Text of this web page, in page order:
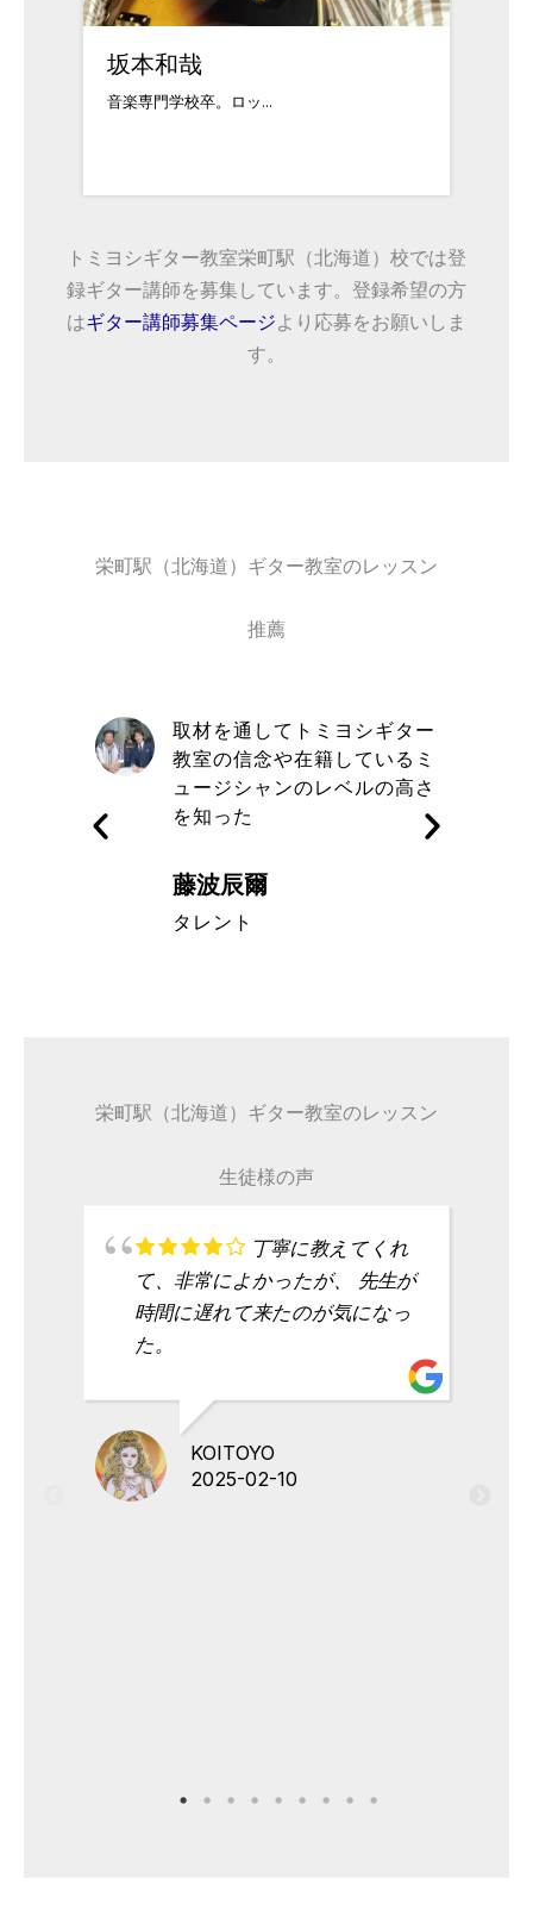
佐々木正治
1978年10月8日...
トミヨシギター教室栄町駅（北海道）校では登
録ギター講師を募集しています。登録希望の方
はギター講師募集ページより応募をお願いしま
す。
栄町駅（北海道）ギター教室のレッスン
推薦
取材を通してトミヨシギター
教室の信念や在籍しているミ
ュージシャンのレベルの高さ
を知った
藤波辰爾
タレント
栄町駅（北海道）ギター教室のレッスン
生徒様の声
丁寧に教えてくれ
て、非常によかったが、 先生が
時間に遅れて来たのが気になっ
た。
KOITOYO
2025-02-10